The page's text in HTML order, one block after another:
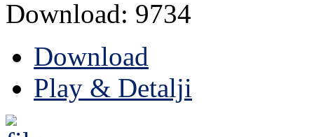
Download: 9734
Download
Play & Detalji